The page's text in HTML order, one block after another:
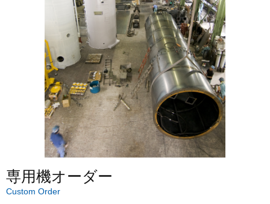
専用機オーダー
Custom Order